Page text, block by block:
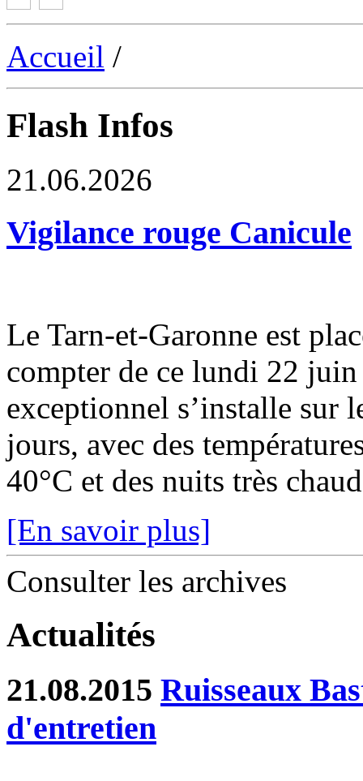
Accueil /
Flash Infos
21.06.2026
Vigilance rouge Canicule
Le Tarn-et-Garonne est
compter de ce lundi 22
exceptionnel s’installe sur
jours, avec des
40°C et des nuits très
[En savoir plus]
Consulter les archives
Actualités
21.08.2015 Ruisseaux
d'entretien